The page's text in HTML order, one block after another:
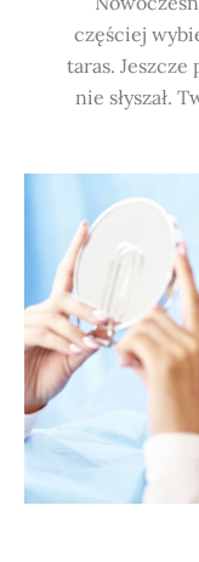
częściej
taras.
nie słyszał.